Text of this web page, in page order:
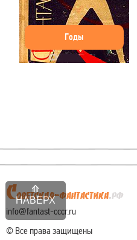
НАВЕРХ
Годы
info@fantast-cccr.ru
© Все права защищены